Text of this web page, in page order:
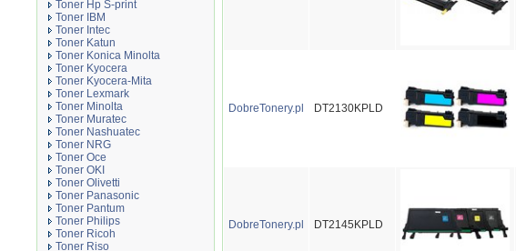
Toner Hp S-print
Toner IBM
Toner Intec
Toner Katun
Toner Konica Minolta
Toner Kyocera
Toner Kyocera-Mita
Toner Lexmark
Toner Minolta
Toner Muratec
Toner Nashuatec
Toner NRG
Toner Oce
Toner OKI
Toner Olivetti
Toner Panasonic
Toner Pantum
Toner Philips
Toner Ricoh
Toner Riso
DobreTonery.pl DT2130KPLD
DobreTonery.pl DT2145KPLD